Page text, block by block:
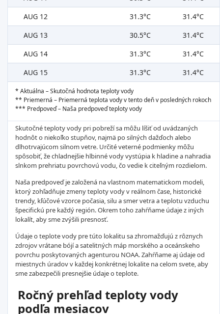
AUG 12
31.3°C
31.4°C
AUG 13
30.5°C
31.4°C
AUG 14
31.3°C
31.4°C
AUG 15
31.3°C 31.4°C
* Aktuálna – Skutočná hodnota teploty vody
** Priemerná – Priemerná teplota vody v tento deň v posledných rokoch
*** Predpoveď – Naša predpoveď teploty vody
Skutočné teploty vody pri pobreží sa môžu líšiť od uvádzaných
hodnôt o niekoľko stupňov, najmä po silných dažďoch alebo
dlhotrvajúcom silnom vetre. Určité veterné podmienky môžu
spôsobiť, že chladnejšie hlbinné vody vystúpia k hladine a nahradia
slnkom prehriatu povrchovú vodu, čo vedie k citeľným rozdielom.
Naša predpoveď je založená na vlastnom matematickom modeli,
ktorý zohľadňuje zmeny teploty vody v reálnom čase, historické
trendy, kľúčové vzorce počasia, silu a smer vetra a teplotu vzduchu
špecifickú pre každý región. Okrem toho zahŕňame údaje z iných
lokalít, aby sme zvýšili presnosť.
Údaje o teplote vody pre túto lokalitu sa zhromažďujú z rôznych
zdrojov vrátane bójí a satelitných máp morského a oceánskeho
povrchu poskytovaných agenturou NOAA. Zahŕňame aj údaje od
miestnych úradov v každej konkrétnej lokalite na celom svete, aby
sme zabezpečili presnejšie údaje o teplote.
Ročný prehľad teploty vody
podľa mesiacov